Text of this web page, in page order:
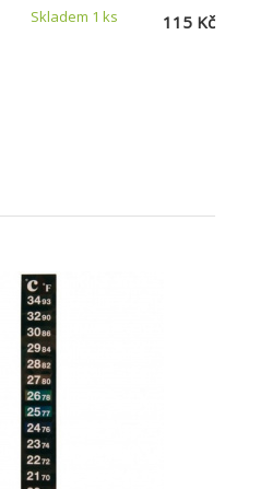
Skladem 1 ks 115 Kč
není skladem